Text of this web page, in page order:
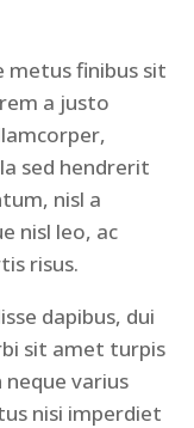
metus finibus sit
a justo
sed hendrerit
nisl a
nisl leo, ac
risus.
dapibus, dui
sit amet turpis
varius
nisi imperdiet